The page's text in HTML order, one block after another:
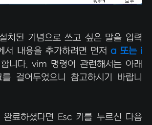
치된 기념으로 쓰고 싶은 말을 입력
서 내용을 추가하려면 먼저a 또는 i
니다. vim 명령어 관련해서는 아래
걸어두었으니 참고하시기 바랍니
료하셨다면 Esc 키를 누르신 다음